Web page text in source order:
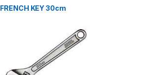
FRENCH KEY 30cm